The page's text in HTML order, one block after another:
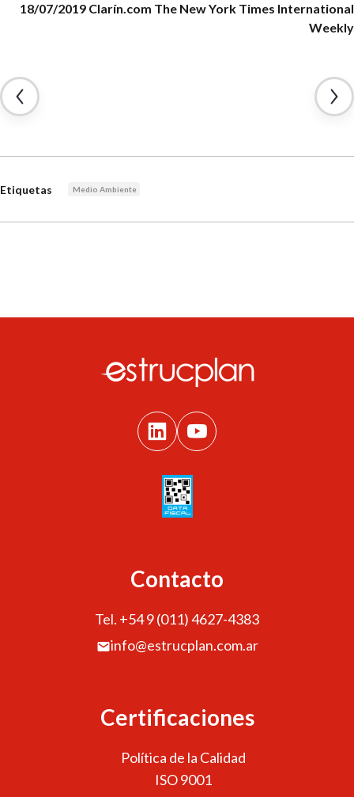
18/07/2019 Clarín.com The New York Times International
Weekly
Etiquetas Medio Ambiente
Contacto
Tel. +54 9 (011) 4627-4383
info@estrucplan.com.ar
Certificaciones
Política de la Calidad
ISO 9001